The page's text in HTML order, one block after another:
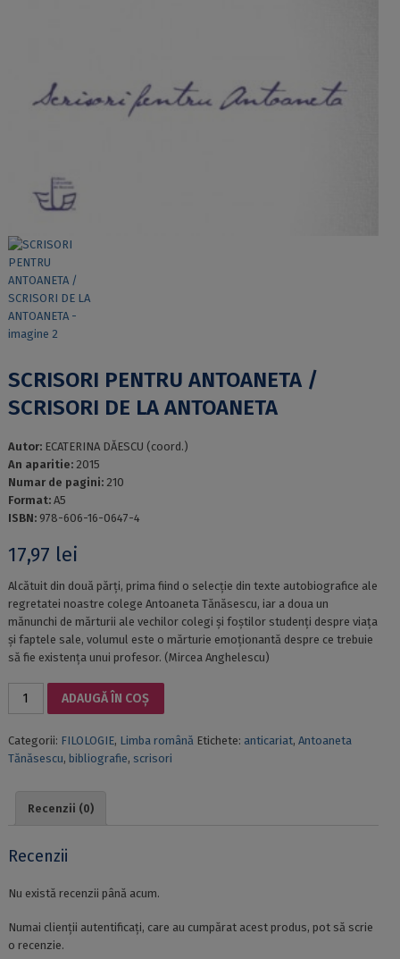
SCRISORI PENTRU ANTOANETA /
SCRISORI DE LA ANTOANETA
Autor: ECATERINA DĂESCU (coord.)
An aparitie: 2015
Numar de pagini: 210
Format: A5
ISBN: 978-606-16-0647-4
17,97 lei
Alcătuit din două părţi, prima fiind o selecţie din texte autobiografice ale
regretatei noastre colege Antoaneta Tănăsescu, iar a doua un
mănunchi de mărturii ale vechilor colegi şi foştilor studenţi despre viaţa
şi faptele sale, volumul este o mărturie emoţionantă despre ce trebuie
să fie existenţa unui profesor. (Mircea Anghelescu)
Cantitate
ANTOANETA
/
ADAUGĂ ÎN COȘ
Categorii: FILOLOGIE, Limba română Etichete: anticariat, Antoaneta
Tănăsescu, bibliografie, scrisori
Recenzii (0)
Recenzii
Nu există recenzii până acum.
Numai clienții autentificați, care au cumpărat acest produs, pot să scrie
o recenzie.